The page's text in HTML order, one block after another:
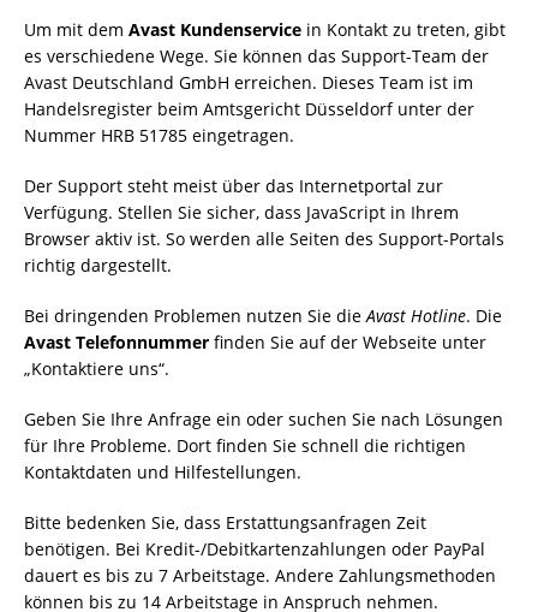
Um mit dem Avast Kundenservice in Kontakt zu treten, gibt
es verschiedene Wege. Sie können das Support-Team der
Avast Deutschland GmbH erreichen. Dieses Team ist im
Handelsregister beim Amtsgericht Düsseldorf unter der
Nummer HRB 51785 eingetragen.
Der Support steht meist über das Internetportal zur
Verfügung. Stellen Sie sicher, dass JavaScript in Ihrem
Browser aktiv ist. So werden alle Seiten des Support-Portals
richtig dargestellt.
Bei dringenden Problemen nutzen Sie dieAvast Hotline. Die
Avast Telefonnummer finden Sie auf der Webseite unter
„Kontaktiere uns“.
Geben Sie Ihre Anfrage ein oder suchen Sie nach Lösungen
für Ihre Probleme. Dort finden Sie schnell die richtigen
Kontaktdaten und Hilfestellungen.
Bitte bedenken Sie, dass Erstattungsanfragen Zeit
benötigen. Bei Kredit-/Debitkartenzahlungen oder PayPal
dauert es bis zu 7 Arbeitstage. Andere Zahlungsmethoden
können bis zu 14 Arbeitstage in Anspruch nehmen.